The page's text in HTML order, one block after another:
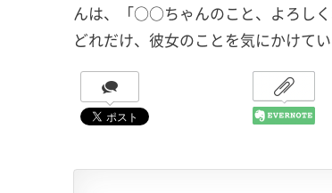
んは、「○○ちゃんのこと、よろしく
どれだけ、彼女のことを気にかけて